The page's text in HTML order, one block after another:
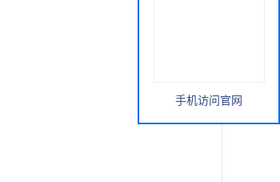
手机访问官网